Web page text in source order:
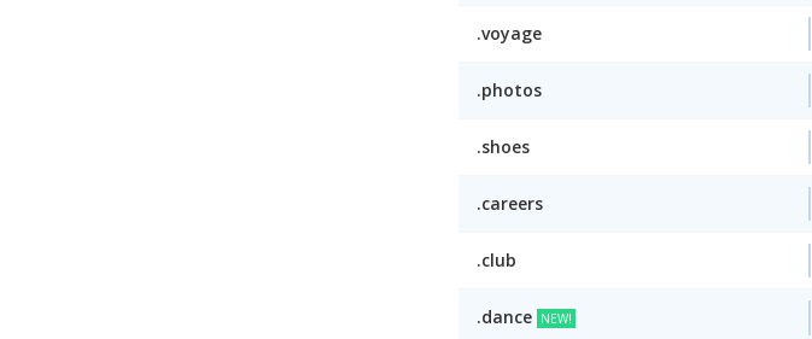
.voyage
.photos
.shoes
.careers
.club
.dance NEW!